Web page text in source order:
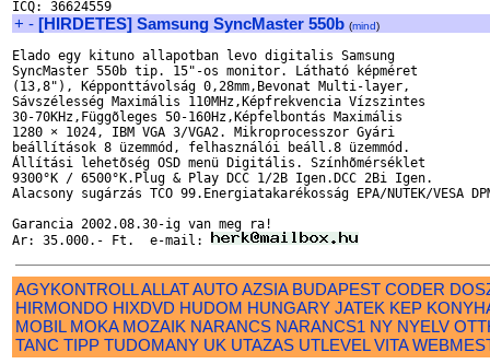
+ - [HIRDETES] Samsung SyncMaster 550b (mind)
Elado egy kituno allapotban levo digitalis Samsung
SyncMaster 550b tip. 15"-os monitor. Látható képméret
(13,8"), Képponttávolság 0,28mm,Bevonat Multi-layer,
Sávszélesség Maximális 110MHz,Képfrekvencia Vízszintes
30-70KHz,Függõleges 50-160Hz,Képfelbontás Maximális
1280 × 1024, IBM VGA 3/VGA2. Mikroprocesszor Gyári
beállítások 8 üzemmód, felhasználói beáll.8 üzemmód.
Állítási lehetõség OSD menü Digitális. Színhõmérséklet
9300°K / 6500°K.Plug & Play DCC 1/2B Igen.DCC 2Bi Igen.
Alacsony sugárzás TCO 99.Energiatakarékosság EPA/NUTEK/VESA
Garancia 2002.08.30-ig van meg ra!
Ar: 35.000.- Ft.  e-mail:
AGYKONTROLLALLATAUTO AZSIA BUDAPEST CODER
HIRMONDO HIXDVD HUDOM HUNGARY JATEK KEP
MOBIL MOKA MOZAIK NARANCS NARANCS1 NY NYELV
TANC TIPP TUDOMANY UK UTAZAS UTLEVEL VITA